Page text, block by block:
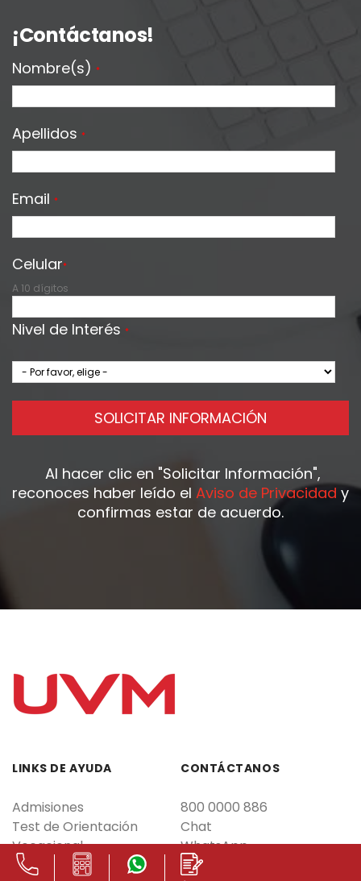
¡Contáctanos!
Nombre(s) *
Apellidos *
Email *
Celular*
A 10 dígitos
Nivel de Interés *
SOLICITAR INFORMACIÓN
Al hacer clic en "Solicitar Información",
reconoces haber leído el Aviso de Privacidad y
confirmas estar de acuerdo.
LINKS DE AYUDA
Admisiones
Test de Orientación
Vocacional
Calcula tu Beca
CONTÁCTANOS
800 0000 886
Chat
WhatsApp